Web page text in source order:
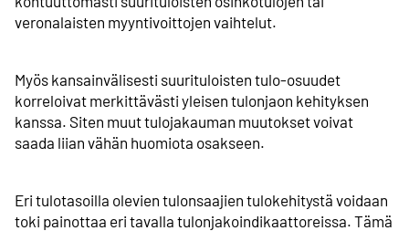
veronalaisten myyntivoittojen vaihtelut.
Myös kansainvälisesti suurituloisten tulo-osuudet
korreloivat merkittävästi yleisen tulonjaon kehityksen
kanssa. Siten muut tulojakauman muutokset voivat
saada liian vähän huomiota osakseen.
Eri tulotasoilla olevien tulonsaajien tulokehitystä voidaan
toki painottaa eri tavalla tulonjako­indikaattoreissa. Tämä